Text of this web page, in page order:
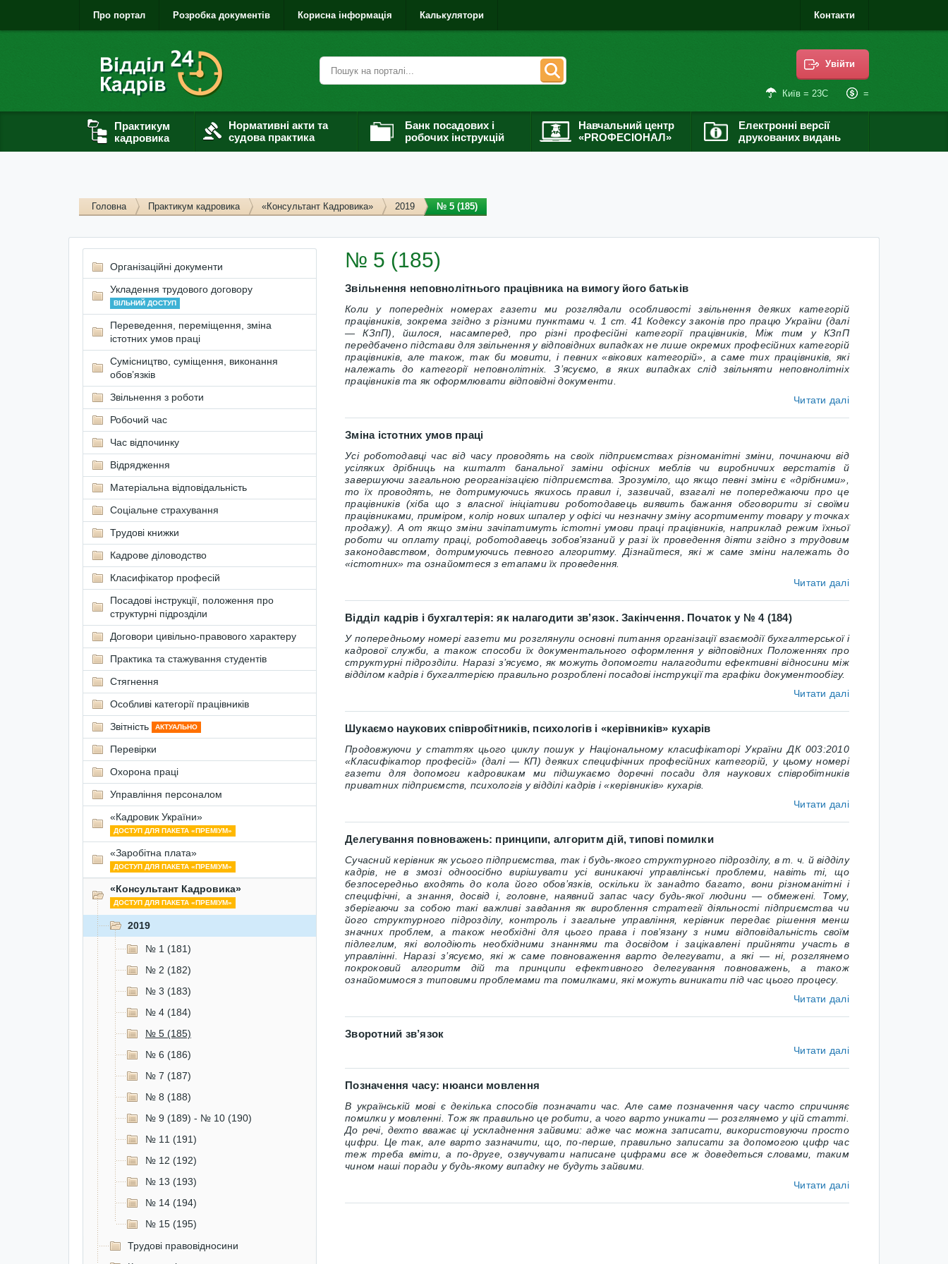
Про портал Розробка документів Корисна інформація Калькулятори Контакти
Увійти
Київ = 23С =
Практикум
кадровика
Нормативні акти та
судова практика
Банк посадових і
робочих інструкцій
Навчальний центр
«PROФЕСІОНАЛ»
Електронні версії
друкованих видань
Головна Практикум кадровика «Консультант Кадровика» 2019 № 5 (185)
№ 5 (185)
Звільнення неповнолітнього працівника на вимогу його батьків
Коли у попередніх номерах газети ми розглядали особливості звільнення деяких категорій
працівників, зокрема згідно з різними пунктами ч. 1 ст. 41Кодексу законів про працю України (далі
― КЗпП), йшлося, насамперед, про різні професійні категорії працівників, Між тим у КЗпП
передбачено підстави для звільнення у відповідних випадках не лише окремих професійних категорій
працівників, але також, так би мовити, і певних «вікових категорій», а саме тих працівників, які
належать до категорії неповнолітніх. З’ясуємо, в яких випадках слід звільняти неповнолітніх
працівників та як оформлювати відповідні документи.
Читати далі
Зміна істотних умов праці
Усі роботодавці час від часу проводять на своїх підприємствах різноманітні зміни, починаючи від
усіляких дрібниць на кшталт банальної заміни офісних меблів чи виробничих верстатів й
завершуючи загальною реорганізацією підприємства. Зрозуміло, що якщо певні зміни є «дрібними»,
то їх проводять, не дотримуючись якихось правил і, зазвичай, взагалі не попереджаючи про це
працівників (хіба що з власної ініціативи роботодавець виявить бажання обговорити зі своїми
працівниками, приміром, колір нових шпалер у офісі чи незначну зміну асортименту товару у точках
продажу). А от якщо зміни зачіпатимуть істотні умови праці працівників, наприклад режим їхньої
роботи чи оплату праці, роботодавець зобов’язаний у разі їх проведення діяти згідно з трудовим
законодавством, дотримуючись певного алгоритму. Дізнайтеся, які ж саме зміни належать до
«істотних» та ознайомтеся з етапами їх проведення.
Читати далі
Відділ кадрів і бухгалтерія: як налагодити зв’язок. Закінчення. Початок у № 4 (184)
У попередньому номері газети ми розглянули основні питання організації взаємодії бухгалтерської і
кадрової служби, а також способи їх документального оформлення у відповідних Положеннях про
структурні підрозділи. Наразі з’ясуємо, як можуть допомогти налагодити ефективні відносини між
відділом кадрів і бухгалтерією правильно розроблені посадові інструкції та графіки документообігу.
Читати далі
Шукаємо наукових співробітників, психологів і «керівників» кухарів
Продовжуючи у статтях цього циклу пошук у Національному класифікаторі України ДК 003:2010
«Класифікатор професій» (далі ― КП) деяких специфічних професійних категорій, у цьому номері
газети для допомоги кадровикам ми підшукаємо доречні посади для наукових співробітників
приватних підприємств, психологів у відділі кадрів і «керівників» кухарів.
Читати далі
Делегування повноважень: принципи, алгоритм дій, типові помилки
Сучасний керівник як усього підприємства, так і будь-якого структурного підрозділу, в т. ч. й відділу
кадрів, не в змозі одноосібно вирішувати усі виникаючі управлінські проблеми, навіть ті, що
безпосередньо входять до кола його обов’язків, оскільки їх занадто багато, вони різноманітні і
специфічні, а знання, досвід і, головне, наявний запас часу будь-якої людини — обмежені. Тому,
зберігаючи за собою такі важливі завдання як вироблення стратегії діяльності підприємства чи
його структурного підрозділу, контроль і загальне управління, керівник передає рішення менш
значних проблем, а також необхідні для цього права і пов’язану з ними відповідальність своїм
підлеглим, які володіють необхідними знаннями та досвідом і зацікавлені прийняти участь в
управлінні. Наразі з’ясуємо, які ж саме повноваження варто делегувати, а які — ні, розглянемо
покроковий алгоритм дій та принципи ефективного делегування повноважень, а також
ознайомимося з типовими проблемами та помилками, які можуть виникати під час цього процесу.
Читати далі
Зворотний зв’язок
Читати далі
Позначення часу: нюанси мовлення
В українській мові є декілька способів позначати час. Але саме позначення часу часто спричиняє
помилки у мовленні. Тож як правильно це робити, а чого варто уникати — розглянемо у цій статті.
До речі, дехто вважає ці ускладнення зайвими: адже час можна записати, використовуючи просто
цифри. Це так, але варто зазначити, що, по-перше, правильно записати за допомогою цифр час
теж треба вміти, а по-друге, озвучувати написане цифрами все ж доведеться словами, таким
чином наші поради у будь-якому випадку не будуть зайвими.
Читати далі
Організаційні документи
Укладення трудового договору
ВІЛЬНИЙ ДОСТУП
Переведення, переміщення, зміна
істотних умов праці
Сумісництво, суміщення, виконання
обов’язків
Звільнення з роботи
Робочий час
Час відпочинку
Відрядження
Матеріальна відповідальність
Соціальне страхування
Трудові книжки
Кадрове діловодство
Класифікатор професій
Посадові інструкції, положення про
структурні підрозділи
Договори цивільно-правового характеру
Практика та стажування студентів
Стягнення
Особливі категорії працівників
Звітність
АКТУАЛЬНО
Перевірки
Охорона праці
Управління персоналом
«Кадровик України»
ДОСТУП ДЛЯ ПАКЕТА «ПРЕМІУМ»
«Заробітна плата»
ДОСТУП ДЛЯ ПАКЕТА «ПРЕМІУМ»
«Консультант Кадровика»
ДОСТУП ДЛЯ ПАКЕТА «ПРЕМІУМ»
2019
№ 1 (181)
№ 2 (182)
№ 3 (183)
№ 4 (184)
№ 5 (185)
№ 6 (186)
№ 7 (187)
№ 8 (188)
№ 9 (189) - № 10 (190)
№ 11 (191)
№ 12 (192)
№ 13 (193)
№ 14 (194)
№ 15 (195)
Трудові правовідносини